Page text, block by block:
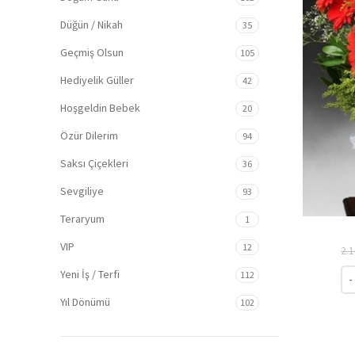
Düğün / Nikah 35
Geçmiş Olsun 105
Hediyelik Güller 42
Hoşgeldin Bebek 20
Özür Dilerim 94
Saksı Çiçekleri 36
Sevgiliye 93
Teraryum 1
VIP 12
Yeni İş / Terfi 112
Yıl Dönümü 102